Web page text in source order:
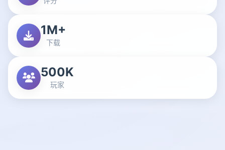
1M+
下载
500K
玩家